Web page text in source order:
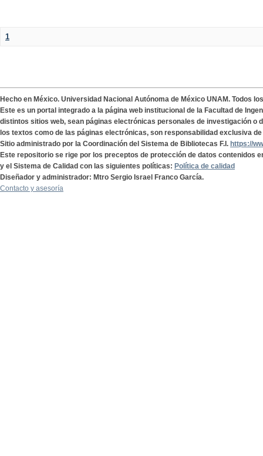
1
Hecho en México. Universidad Nacional Autónoma de México UNAM. Todos
Este es un portal integrado a la página web institucional de la Facultad de
distintos sitios web, sean páginas electrónicas personales de investigación o
los textos como de las páginas electrónicas, son responsabilidad exclusiva
Sitio administrado por la Coordinación del Sistema de Bibliotecas F.I. https://
Este repositorio se rige por los preceptos de protección de datos contenidos
y el Sistema de Calidad con las siguientes políticas: Política de calidad
Diseñador y administrador: Mtro Sergio Israel Franco García.
Contacto y asesoría